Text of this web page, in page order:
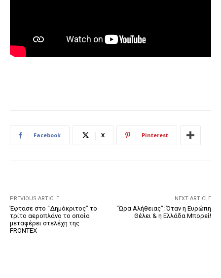
Facebook X Pinterest
PREVIOUS ARTICLE
Έφτασε στο “Δημόκριτος” το
τρίτο αεροπλάνο το οποίο
μεταφέρει στελέχη της
FRONTEX
NEXT ARTICLE
“Ώρα Αλήθειας”: Όταν η Ευρώπη
Θέλει & η Ελλάδα Μπορεί!